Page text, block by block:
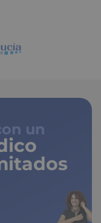
un